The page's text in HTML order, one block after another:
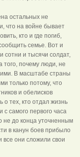
остальных не
что на войне бывает
кто и где погиб,
семье. Вот и
сотни и тысячи солдат,
того, почему люди, не
В масштабе страны
только потому, что
и обелисков
о тех, кто отдал жизнь
самого первого часа
не до конца уточненным
в канун боев прибыло
все они сложили свои